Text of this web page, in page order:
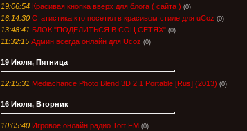
19:06:54 Красивая кнопка вверх для блога ( сайта ) (0)
16:14:30 Статистика кто посетил в красивом стиле для uCoz (0)
13:48:41 БЛОК "ПОДЕЛИТЬСЯ В СОЦ СЕТЯХ" (0)
11:32:15 Админ всегда онлайн для Ucoz (0)
19 Июля, Пятница
12:15:31 Mediachance Photo Blend 3D 2.1 Portable [Rus] (2013) (0)
16 Июля, Вторник
10:05:40 Игровое онлайн радио Tort.FM (0)